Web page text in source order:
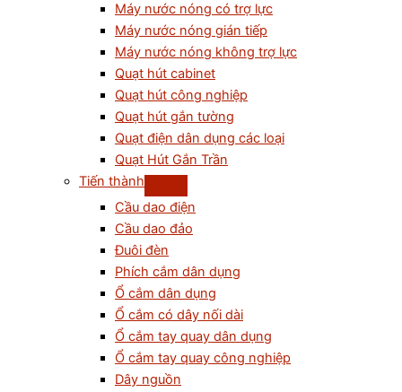
Máy nước nóng có trợ lực
Máy nước nóng gián tiếp
Máy nước nóng không trợ lực
Quạt hút cabinet
Quạt hút công nghiệp
Quạt hút gắn tường
Quạt điện dân dụng các loại
Quạt Hút Gắn Trần
Tiến thành
Cầu dao điện
Cầu dao đảo
Đuôi đèn
Phích cắm dân dụng
Ổ cắm dân dụng
Ổ cắm có dây nối dài
Ổ cắm tay quay dân dụng
Ổ cắm tay quay công nghiệp
Dây nguồn